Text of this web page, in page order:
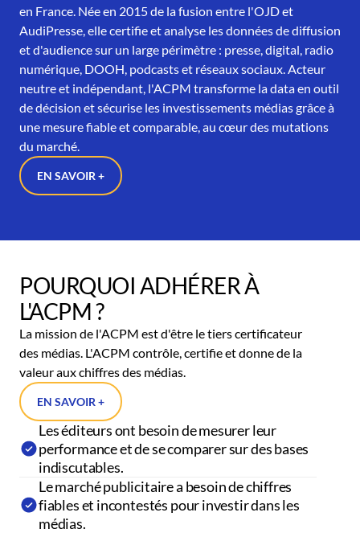
en France. Née en 2015 de la fusion entre l'OJD et
AudiPresse, elle certifie et analyse les données de diffusion
et d'audience sur un large périmètre : presse, digital, radio
numérique, DOOH, podcasts et réseaux sociaux. Acteur
neutre et indépendant, l'ACPM transforme la data en outil
de décision et sécurise les investissements médias grâce à
une mesure fiable et comparable, au cœur des mutations
du marché.
EN SAVOIR +
POURQUOI ADHÉRER À
L'ACPM ?
La mission de l'ACPM est d'être le tiers certificateur
des médias. L'ACPM contrôle, certifie et donne de la
valeur aux chiffres des médias.
EN SAVOIR +
Les éditeurs ont besoin de mesurer leur
performance et de se comparer sur des bases
indiscutables.
Le marché publicitaire a besoin de chiffres
fiables et incontestés pour investir dans les
médias.